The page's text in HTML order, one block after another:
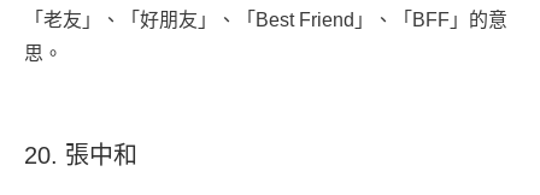
「老友」、「好朋友」、「Best Friend」、「BFF」的意
思。
20. 張中和